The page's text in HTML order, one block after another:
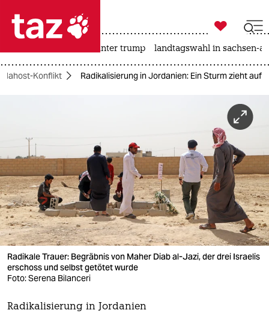
 taz zahl ich
taz zahl ich
politik
öko
gesellschaft
kultur
sport
berlin

taz zahl ich
usa unter trump landtagswahl in sachsen-
Nahost-Konflikt Radikalisierung in Jordanien: Ein Sturm zieht auf
Radikale Trauer: Begräbnis von Maher Diab al-Jazi, der drei Israelis
erschoss und selbst getötet wurde
Foto: Serena Bilanceri
Radikalisierung in Jordanien